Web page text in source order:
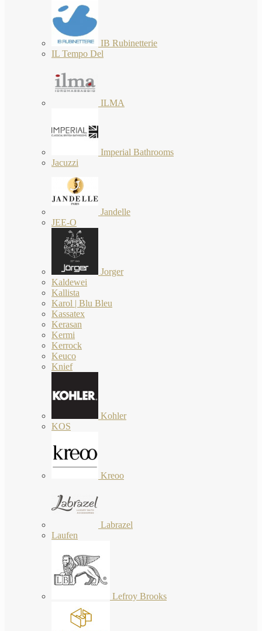
IB Rubinetterie
IL Tempo Del
ILMA
Imperial Bathrooms
Jacuzzi
Jandelle
JEE-O
Jorger
Kaldewei
Kallista
Karol | Blu Bleu
Kassatex
Kerasan
Kermi
Kerrock
Keuco
Knief
Kohler
KOS
Kreoo
Labrazel
Laufen
Lefroy Brooks